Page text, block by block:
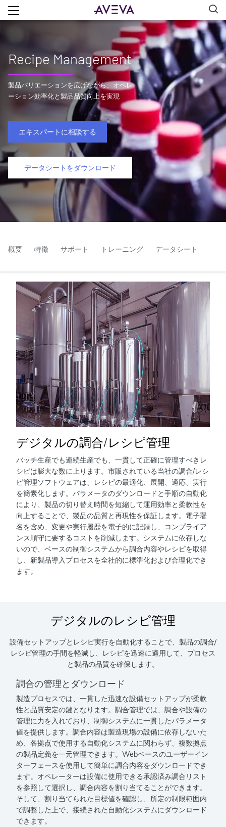
Recipe Management
製品バリエーションを広げながら、オペレ
ーション効率化と製品品質向上を実現
エキスパートに相談する
データシートをダウンロード
概要 特徴 サポート トレーニング データシート
デジタルの調合/レシピ管理
バッチ生産でも連続生産でも、一貫して正確に管理すべきレ
シピは膨大な数に上ります。市販されている当社の調合/レシ
ピ管理ソフトウェアは、レシピの最適化、展開、適応、実行
を簡素化します。パラメータのダウンロードと手順の自動化
により、製品の切り替え時間を短縮して運用効率と柔軟性を
向上することで、製品の品質と再現性を保証します。電子署
名を含め、変更や実行履歴を電子的に記録し、コンプライア
ンス順守に要するコストを削減します。システムに依存しな
いので、ベースの制御システムから調合内容やレシピを取得
し、新製品導入プロセスを全社的に標準化および合理化でき
ます。
デジタルのレシピ管理
設備セットアップとレシピ実行を自動化することで、製品の調合/
レシピ管理の手間を軽減し、レシピを迅速に適用して、プロセス
と製品の品質を確保します。
調合の管理とダウンロード
製造プロセスでは、一貫した迅速な設備セットアップが柔軟
性と品質安定の鍵となります。調合管理では、調合や設備の
管理に力を入れており、制御システムに一貫したパラメータ
値を提供します。調合内容は製造現場の設備に依存しないた
め、各拠点で使用する自動化システムに関わらず、複数拠点
の製品定義を一元管理できます。Webベースのユーザーイン
ターフェースを使用して簡単に調合内容をダウンロードでき
ます。オペレーターは設備に使用できる承認済み調合リスト
を参照して選択し、調合内容を割り当てることができます。
そして、割り当てられた目標値を確認し、所定の制限範囲内
で調整した上で、接続された自動化システムにダウンロード
できます。